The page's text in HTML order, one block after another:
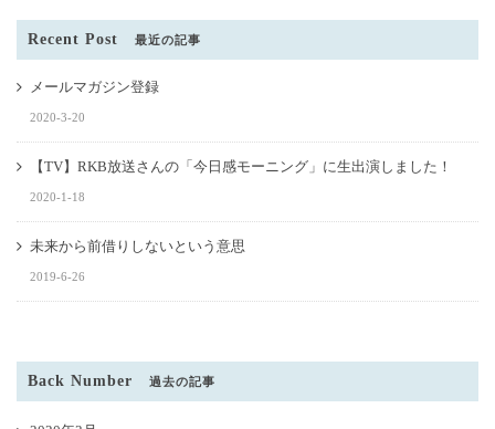
Recent Post 最近の記事
メールマガジン登録
2020-3-20
【TV】RKB放送さんの「今日感モーニング」に生出演しました！
2020-1-18
未来から前借りしないという意思
2019-6-26
Back Number 過去の記事